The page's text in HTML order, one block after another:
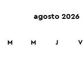
agosto 2026
M M J V